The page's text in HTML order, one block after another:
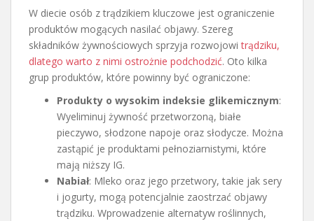
W diecie osób z trądzikiem kluczowe jest ograniczenie
produktów mogących nasilać objawy. Szereg
składników żywnościowych sprzyja rozwojowitrądziku,
dlatego warto z nimi ostrożnie podchodzić. Oto kilka
grup produktów, które powinny być ograniczone:
Produkty o wysokim indeksie glikemicznym:
Wyeliminuj żywność przetworzoną, białe
pieczywo, słodzone napoje oraz słodycze. Można
zastąpić je produktami pełnoziarnistymi, które
mają niższy IG.
Nabiał: Mleko oraz jego przetwory, takie jak sery
i jogurty, mogą potencjalnie zaostrzać objawy
trądziku. Wprowadzenie alternatyw roślinnych,